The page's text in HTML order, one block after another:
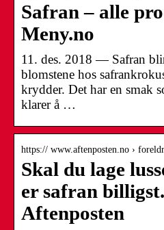
Safran – alle
Meny.no
11. des. 2018 — Safran
blomstene hos
krydder. Det har en smak
klarer å …
https:// www.aftenposten.no ›
Skal du lage
er safran
Aftenposten